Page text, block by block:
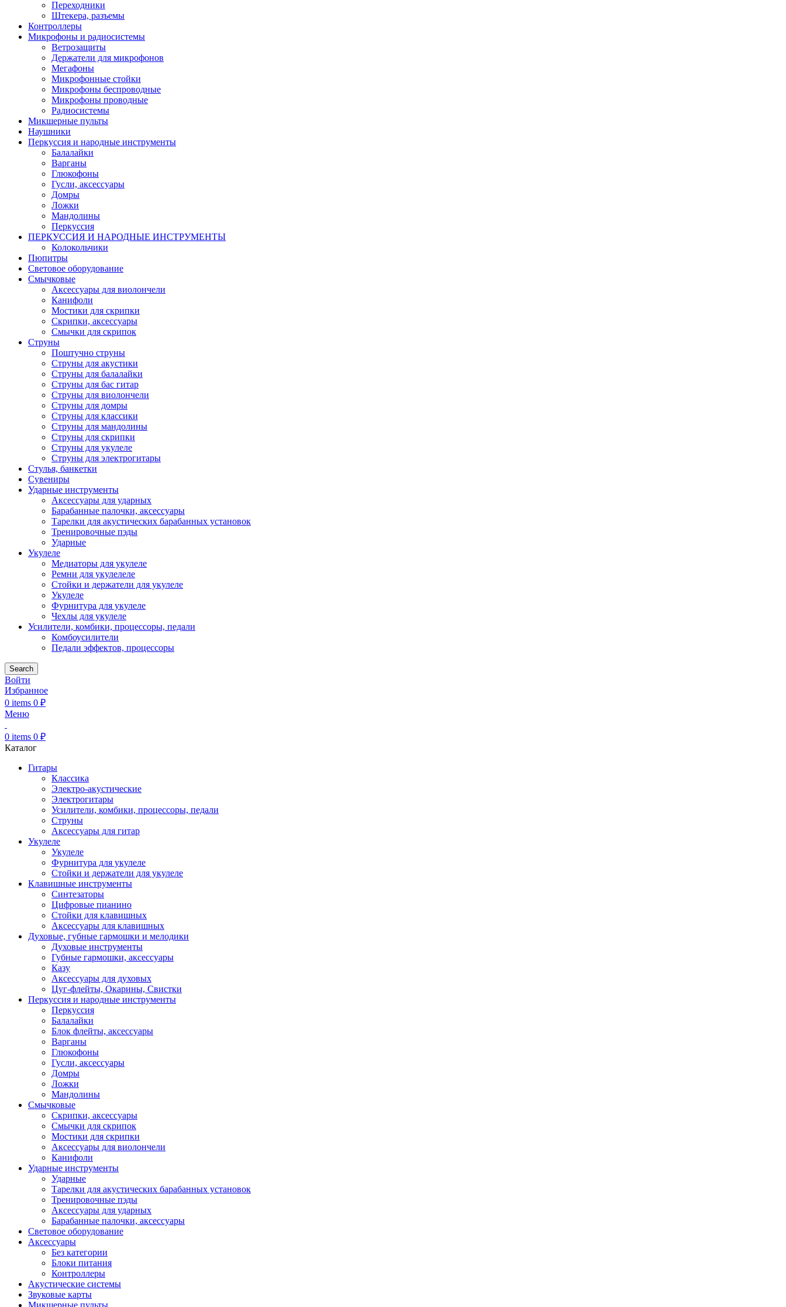
Переходники
Штекера, разъемы
Контроллеры
Микрофоны и радиосистемы
Ветрозащиты
Держатели для микрофонов
Мегафоны
Микрофонные стойки
Микрофоны беспроводные
Микрофоны проводные
Радиосистемы
Микшерные пульты
Наушники
Перкуссия и народные инструменты
Балалайки
Варганы
Глюкофоны
Гусли, аксессуары
Домры
Ложки
Мандолины
Перкуссия
ПЕРКУССИЯ И НАРОДНЫЕ ИНСТРУМЕНТЫ
Колокольчики
Пюпитры
Световое оборудование
Смычковые
Аксессуары для виолончели
Канифоли
Мостики для скрипки
Скрипки, аксессуары
Смычки для скрипок
Струны
Поштучно струны
Струны для акустики
Струны для балалайки
Струны для бас гитар
Струны для виолончели
Струны для домры
Струны для классики
Струны для мандолины
Струны для скрипки
Струны для укулеле
Струны для электрогитары
Стулья, банкетки
Сувениры
Ударные инструменты
Аксессуары для ударных
Барабанные палочки, аксессуары
Тарелки для акустических барабанных установок
Тренировочные пэды
Ударные
Укулеле
Медиаторы для укулеле
Ремни для укулелеле
Стойки и держатели для укулеле
Укулеле
Фурнитура для укулеле
Чехлы для укулеле
Усилители, комбики, процессоры, педали
Комбоусилители
Педали эффектов, процессоры
Search
Войти
Избранное
0 items 0 ₽
Меню
0 items 0 ₽
Каталог
Гитары
Классика
Электро-акустические
Электрогитары
Усилители, комбики, процессоры, педали
Струны
Аксессуары для гитар
Укулеле
Укулеле
Фурнитура для укулеле
Стойки и держатели для укулеле
Клавишные инструменты
Синтезаторы
Цифровые пианино
Стойки для клавишных
Аксессуары для клавишных
Духовые, губные гармошки и мелодики
Духовые инструменты
Губные гармошки, аксессуары
Казу
Аксессуары для духовых
Цуг-флейты, Окарины, Свистки
Перкуссия и народные инструменты
Перкуссия
Балалайки
Блок флейты, аксессуары
Варганы
Глюкофоны
Гусли, аксессуары
Домры
Ложки
Мандолины
Смычковые
Скрипки, аксессуары
Смычки для скрипок
Мостики для скрипки
Аксессуары для виолончели
Канифоли
Ударные инструменты
Ударные
Тарелки для акустических барабанных установок
Тренировочные пэды
Аксессуары для ударных
Барабанные палочки, аксессуары
Световое оборудование
Аксессуары
Без категории
Блоки питания
Контроллеры
Акустические системы
Звуковые карты
Микшерные пульты